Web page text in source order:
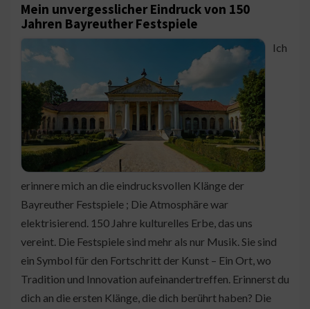
Mein unvergesslicher Eindruck von 150
Jahren Bayreuther Festspiele
Ich
erinnere mich an die eindrucksvollen Klänge der
Bayreuther Festspiele ; Die Atmosphäre war
elektrisierend. 150 Jahre kulturelles Erbe, das uns
vereint. Die Festspiele sind mehr als nur Musik. Sie sind
ein Symbol für den Fortschritt der Kunst – Ein Ort, wo
Tradition und Innovation aufeinandertreffen. Erinnerst du
dich an die ersten Klänge, die dich berührt haben? Die